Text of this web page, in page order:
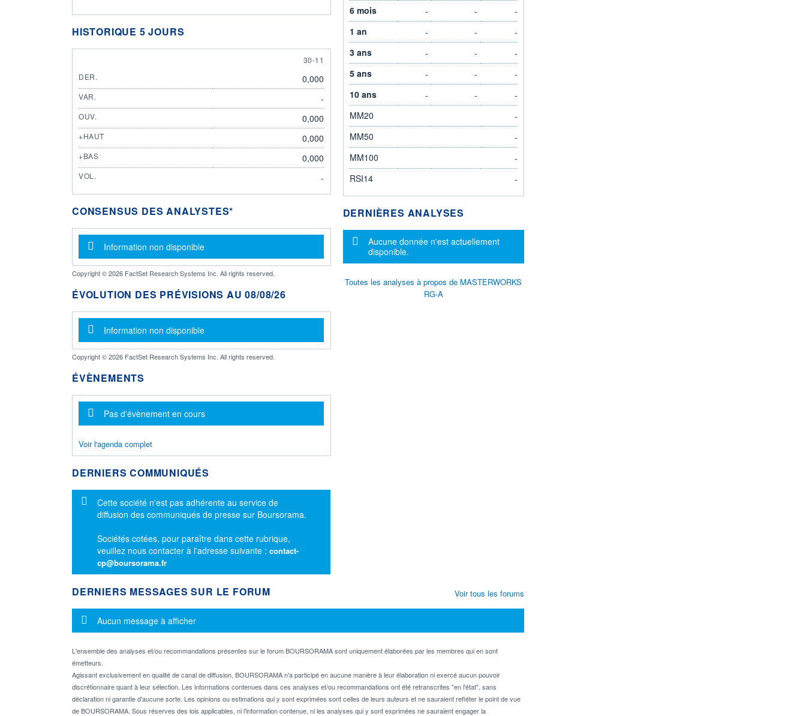
HISTORIQUE 5 JOURS
30 NOVEMBER
30-11
DER.
0,000
VAR. -
OUV. 0,000
+HAUT 0,000
+BAS 0,000
VOL. -
CONSENSUS DES ANALYSTES*
Message d'information
Information non disponible
Copyright © 2026 FactSet Research Systems Inc. All rights reserved.
ÉVOLUTION DES PRÉVISIONS AU 08/08/26
Message d'information
Information non disponible
Copyright © 2026 FactSet Research Systems Inc. All rights reserved.
ÉVÈNEMENTS
Message d'information
Pas d'évènement en cours
Voir l'agenda complet
DERNIERS COMMUNIQUÉS
Message d'information
Cette société n'est pas adhérente au service de
diffusion des communiqués de presse sur Boursorama.
Sociétés cotées, pour paraître dans cette rubrique,
veuillez nous contacter à l'adresse suivante : contact-
cp@boursorama.fr
6 mois
- -
-
1 an
- -
-
3 ans
- -
-
5 ans
- -
-
10 ans
- -
-
MM20
-
MM50
-
MM100
-
RSI14
-
DERNIÈRES ANALYSES
Message d'information
Aucune donnée n'est actuellement
disponible.
Toutes les analyses à propos de MASTERWORKS
RG-A
DERNIERS MESSAGES SUR LE FORUM
Message d'information
Aucun message à afficher
L'ensemble des analyses et/ou recommandations présentes sur le forum BOURSORAMA sont uniquement élaborées par les membres qui en sont
émetteurs.
Agissant exclusivement en qualité de canal de diffusion, BOURSORAMA n'a participé en aucune manière à leur élaboration ni exercé aucun pouvoir
discrétionnaire quant à leur sélection. Les informations contenues dans ces analyses et/ou recommandations ont été retranscrites "en l'état", sans
déclaration ni garantie d'aucune sorte. Les opinions ou estimations qui y sont exprimées sont celles de leurs auteurs et ne sauraient refléter le point de vue
de BOURSORAMA. Sous réserves des lois applicables, ni l'information contenue, ni les analyses qui y sont exprimées ne sauraient engager la
Voir tous les forums